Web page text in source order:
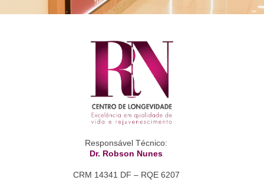
Responsável Técnico:
Dr. Robson Nunes
CRM 14341 DF – RQE 6207